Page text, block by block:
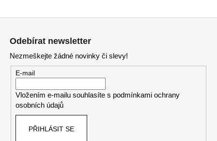
l
c
í
v
Odebírat newsletter
Nezmeškejte žádné novinky či slevy!
E-mail
Vložením e-mailu souhlasíte s podmínkami ochrany
osobních údajů
PŘIHLÁSIT SE